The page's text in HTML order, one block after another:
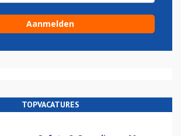
TOPVACATURES